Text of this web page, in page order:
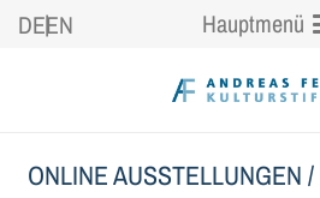
DEEN Hauptmenü
ONLINE AUSSTELLUNGEN /